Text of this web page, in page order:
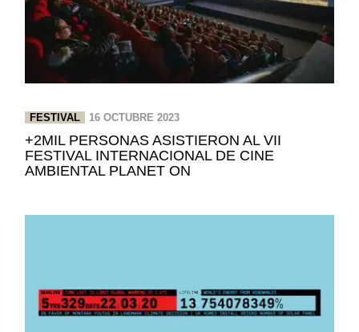
FESTIVAL 16 OCTUBRE 2023
+2MIL PERSONAS ASISTIERON AL VII
FESTIVAL INTERNACIONAL DE CINE
AMBIENTAL PLANET ON